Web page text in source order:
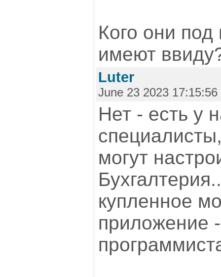
Кого они
имеют
Luter
June 23 2023 17:15:56
Нет - есть
могут
купленное
приложение